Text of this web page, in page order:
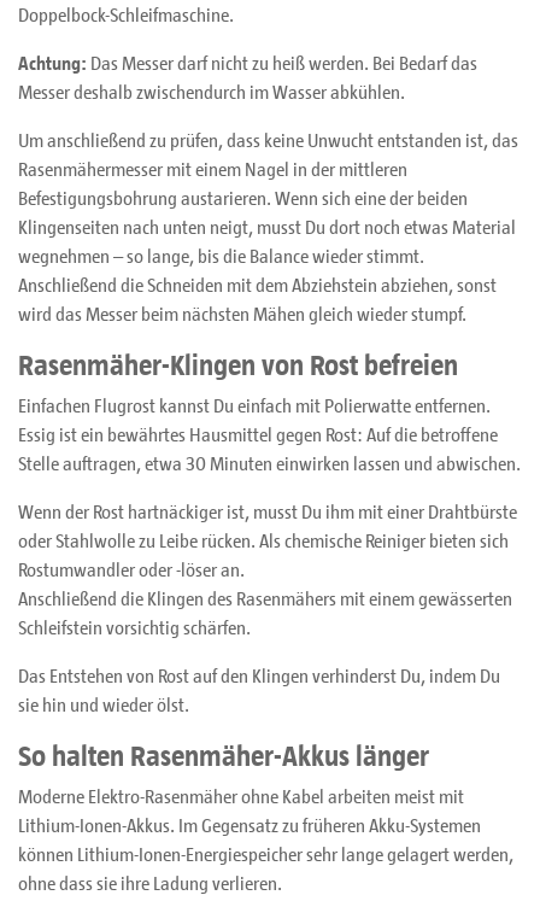
Doppelbock-Schleifmaschine.
Achtung: Das Messer darf nicht zu heiß werden. Bei Bedarf das
Messer deshalb zwischendurch im Wasser abkühlen.
Um anschließend zu prüfen, dass keine Unwucht entstanden ist, das
Rasenmähermesser mit einem Nagel in der mittleren
Befestigungsbohrung austarieren. Wenn sich eine der beiden
Klingenseiten nach unten neigt, musst Du dort noch etwas Material
wegnehmen – so lange, bis die Balance wieder stimmt.
Anschließend die Schneiden mit dem Abziehstein abziehen, sonst
wird das Messer beim nächsten Mähen gleich wieder stumpf.
Rasenmäher-Klingen von Rost befreien
Einfachen Flugrost kannst Du einfach mit Polierwatte entfernen.
Essig ist ein bewährtes Hausmittel gegen Rost: Auf die betroffene
Stelle auftragen, etwa 30 Minuten einwirken lassen und abwischen.
Wenn der Rost hartnäckiger ist, musst Du ihm mit einer Drahtbürste
oder Stahlwolle zu Leibe rücken. Als chemische Reiniger bieten sich
Rostumwandler oder -löser an.
Anschließend die Klingen des Rasenmähers mit einem gewässerten
Schleifstein vorsichtig schärfen.
Das Entstehen von Rost auf den Klingen verhinderst Du, indem Du
sie hin und wieder ölst.
So halten Rasenmäher-Akkus länger
Moderne Elektro-Rasenmäher ohne Kabel arbeiten meist mit
Lithium-Ionen-Akkus. Im Gegensatz zu früheren Akku-Systemen
können Lithium-Ionen-Energiespeicher sehr lange gelagert werden,
ohne dass sie ihre Ladung verlieren.